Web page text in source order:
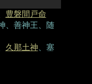
豊磐間戸命
、善神王、随
久那土神 、塞